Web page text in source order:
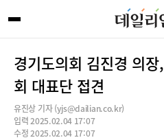
경기도의회 김진경 의
회 대표단 접견
유진상 기자 (yjs@dailian.co.kr)
입력 2025.02.04 17:07
수정 2025.02.04 17:07